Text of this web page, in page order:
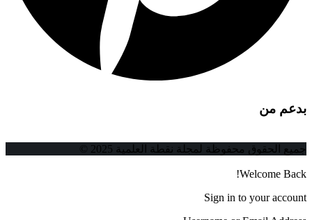
بدعم من
جميع الحقوق محفوظة لمجلة نقطة العلمية 2025 ©
Welcome Back!
Sign in to your account